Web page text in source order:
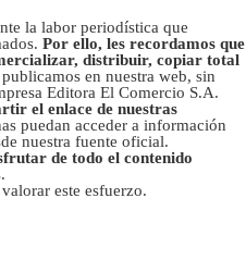
la labor periodística que
Por ello, les recordamos que
distribuir, copiar total
en nuestra web, sin
Editora El Comercio S.A.
el enlace de nuestras
puedan acceder a información
nuestra fuente oficial.
de todo el contenido
este esfuerzo.